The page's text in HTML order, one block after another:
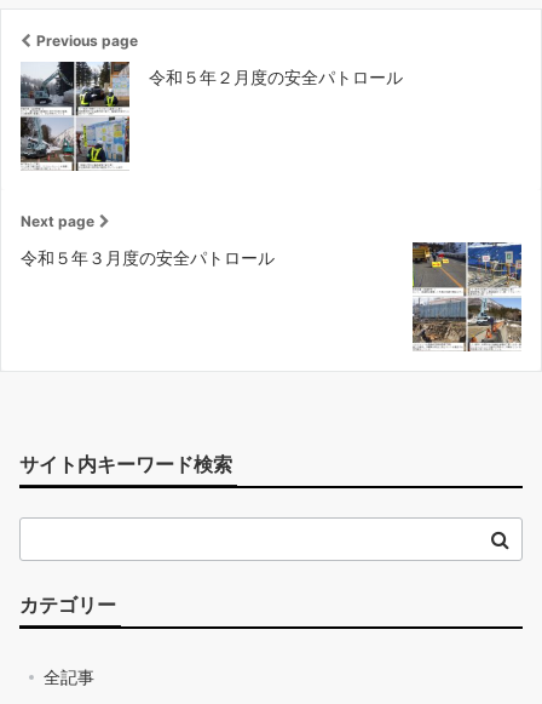
Previous page
令和５年２月度の安全パトロール
Next page
令和５年３月度の安全パトロール
サイト内キーワード検索
カテゴリー
全記事